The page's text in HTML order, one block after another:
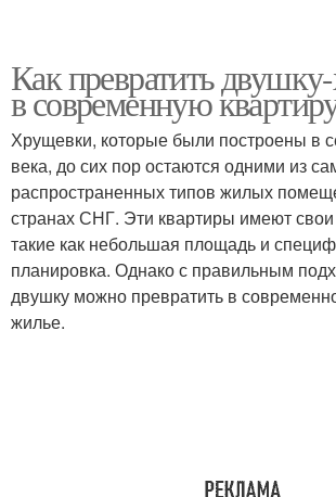
Как превратить
в современную
Хрущевки, которые были построены в
века, до сих пор остаются одними из
распространенных типов жилых
странах СНГ. Эти квартиры имеют свои
такие как небольшая площадь и
планировка. Однако с правильным
двушку можно превратить в
жилье.